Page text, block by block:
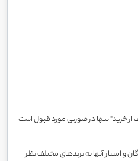
از خرید" تنها در صورتی مورد قبول است
امتیاز آنها به برندهای مختلف نظر